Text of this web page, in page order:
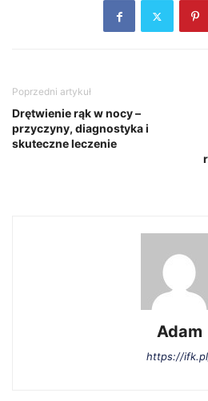
Poprzedni artykuł
Drętwienie rąk w nocy –
przyczyny, diagnostyka i
skuteczne leczenie
Adam
https://